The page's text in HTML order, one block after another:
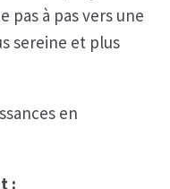
pas à pas vers une
sereine et plus
en
: